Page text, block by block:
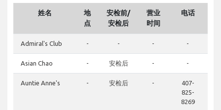
姓名
地
点
安检前/
安检后
营业
时间
电话
Admiral's Club - - - -
Asian Chao - 安检后 - -
Auntie Anne's - 安检后 -
407-
825-
8269